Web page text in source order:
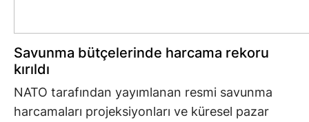
Savunma bütçelerinde harcama rekoru
kırıldı
NATO tarafından yayımlanan resmi savunma
harcamaları projeksiyonları ve küresel pazar